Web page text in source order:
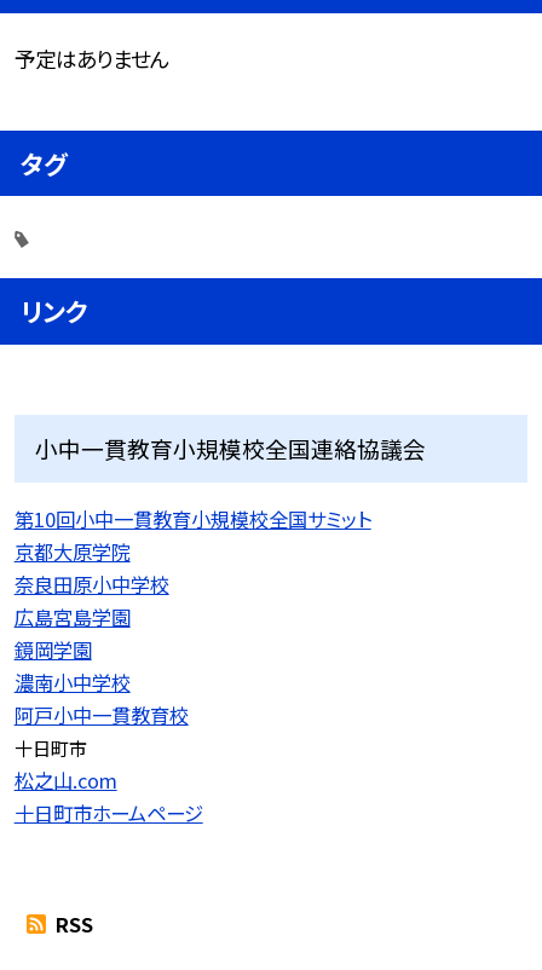
予定はありません
タグ
リンク
小中一貫教育小規模校全国連絡協議会
第10回小中一貫教育小規模校全国サミット
京都大原学院
奈良田原小中学校
広島宮島学園
鏡岡学園
濃南小中学校
阿戸小中一貫教育校
十日町市
松之山.com
十日町市ホームページ
RSS